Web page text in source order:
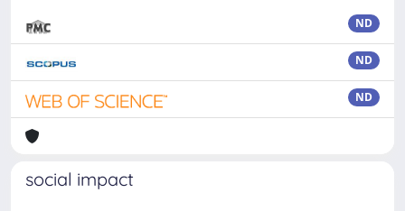
ND
ND
ND
social impact